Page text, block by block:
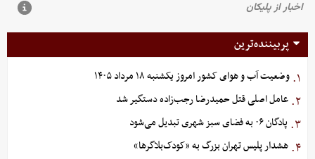
پربیننده‌ترین
۱. وضعیت آب و هوای کشور امروز یکشنبه ۱۸ مرداد ۱۴۰۵
۲. عامل اصلی قتل حمیدرضا رجب‌زاده دستگیر شد
۳. پادگان ۰۶ به فضای سبز شهری تبدیل می‌شود
۴. هشدار پلیس تهران بزرگ به «کودک‌بلاگرها»